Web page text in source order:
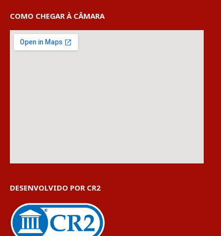
COMO CHEGAR À CÂMARA
DESENVOLVIDO POR CR2